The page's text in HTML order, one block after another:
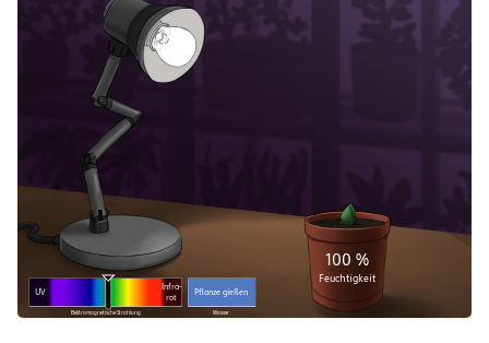
Elektromagnetische Strahlung Wasser
100 %
Feuchtigkeit
UV
Infra-
rot
Pflanze gießen